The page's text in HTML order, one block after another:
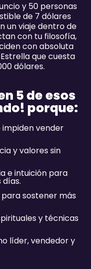
y 50 personas
de 7 dólares
un viaje dentro de
con tu filosofía,
con absoluta
que cuesta
dólares.
5 de esos
porque:
impiden vender
y valores sin
e intuición para
sostener más
y técnicas
líder, vendedor y